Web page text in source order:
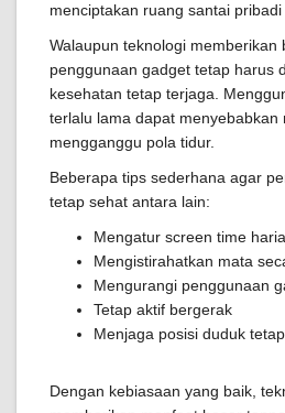
menciptakan ruang santai pribadi
Walaupun teknologi memberikan
penggunaan gadget tetap harus
kesehatan tetap terjaga.
terlalu lama dapat menyebabkan
mengganggu pola tidur.
Beberapa tips sederhana agar
tetap sehat antara lain:
Mengatur screen time
Mengistirahatkan mata
Mengurangi penggunaan
Tetap aktif bergerak
Menjaga posisi duduk
Dengan kebiasaan yang baik,